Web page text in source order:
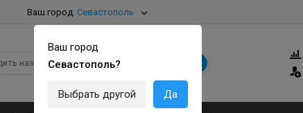
Ваш город
Севастополь?
Выбрать другой Да
Ваш город: Севастополь